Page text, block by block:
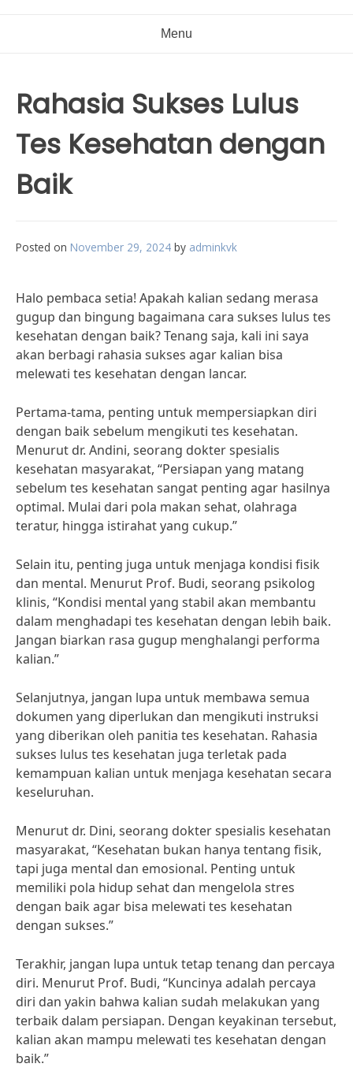
Menu
Rahasia Sukses Lulus
Tes Kesehatan dengan
Baik
Posted on November 29, 2024 by adminkvk
Halo pembaca setia! Apakah kalian sedang merasa
gugup dan bingung bagaimana cara sukses lulus tes
kesehatan dengan baik? Tenang saja, kali ini saya
akan berbagi rahasia sukses agar kalian bisa
melewati tes kesehatan dengan lancar.
Pertama-tama, penting untuk mempersiapkan diri
dengan baik sebelum mengikuti tes kesehatan.
Menurut dr. Andini, seorang dokter spesialis
kesehatan masyarakat, “Persiapan yang matang
sebelum tes kesehatan sangat penting agar hasilnya
optimal. Mulai dari pola makan sehat, olahraga
teratur, hingga istirahat yang cukup.”
Selain itu, penting juga untuk menjaga kondisi fisik
dan mental. Menurut Prof. Budi, seorang psikolog
klinis, “Kondisi mental yang stabil akan membantu
dalam menghadapi tes kesehatan dengan lebih baik.
Jangan biarkan rasa gugup menghalangi performa
kalian.”
Selanjutnya, jangan lupa untuk membawa semua
dokumen yang diperlukan dan mengikuti instruksi
yang diberikan oleh panitia tes kesehatan. Rahasia
sukses lulus tes kesehatan juga terletak pada
kemampuan kalian untuk menjaga kesehatan secara
keseluruhan.
Menurut dr. Dini, seorang dokter spesialis kesehatan
masyarakat, “Kesehatan bukan hanya tentang fisik,
tapi juga mental dan emosional. Penting untuk
memiliki pola hidup sehat dan mengelola stres
dengan baik agar bisa melewati tes kesehatan
dengan sukses.”
Terakhir, jangan lupa untuk tetap tenang dan percaya
diri. Menurut Prof. Budi, “Kuncinya adalah percaya
diri dan yakin bahwa kalian sudah melakukan yang
terbaik dalam persiapan. Dengan keyakinan tersebut,
kalian akan mampu melewati tes kesehatan dengan
baik.”